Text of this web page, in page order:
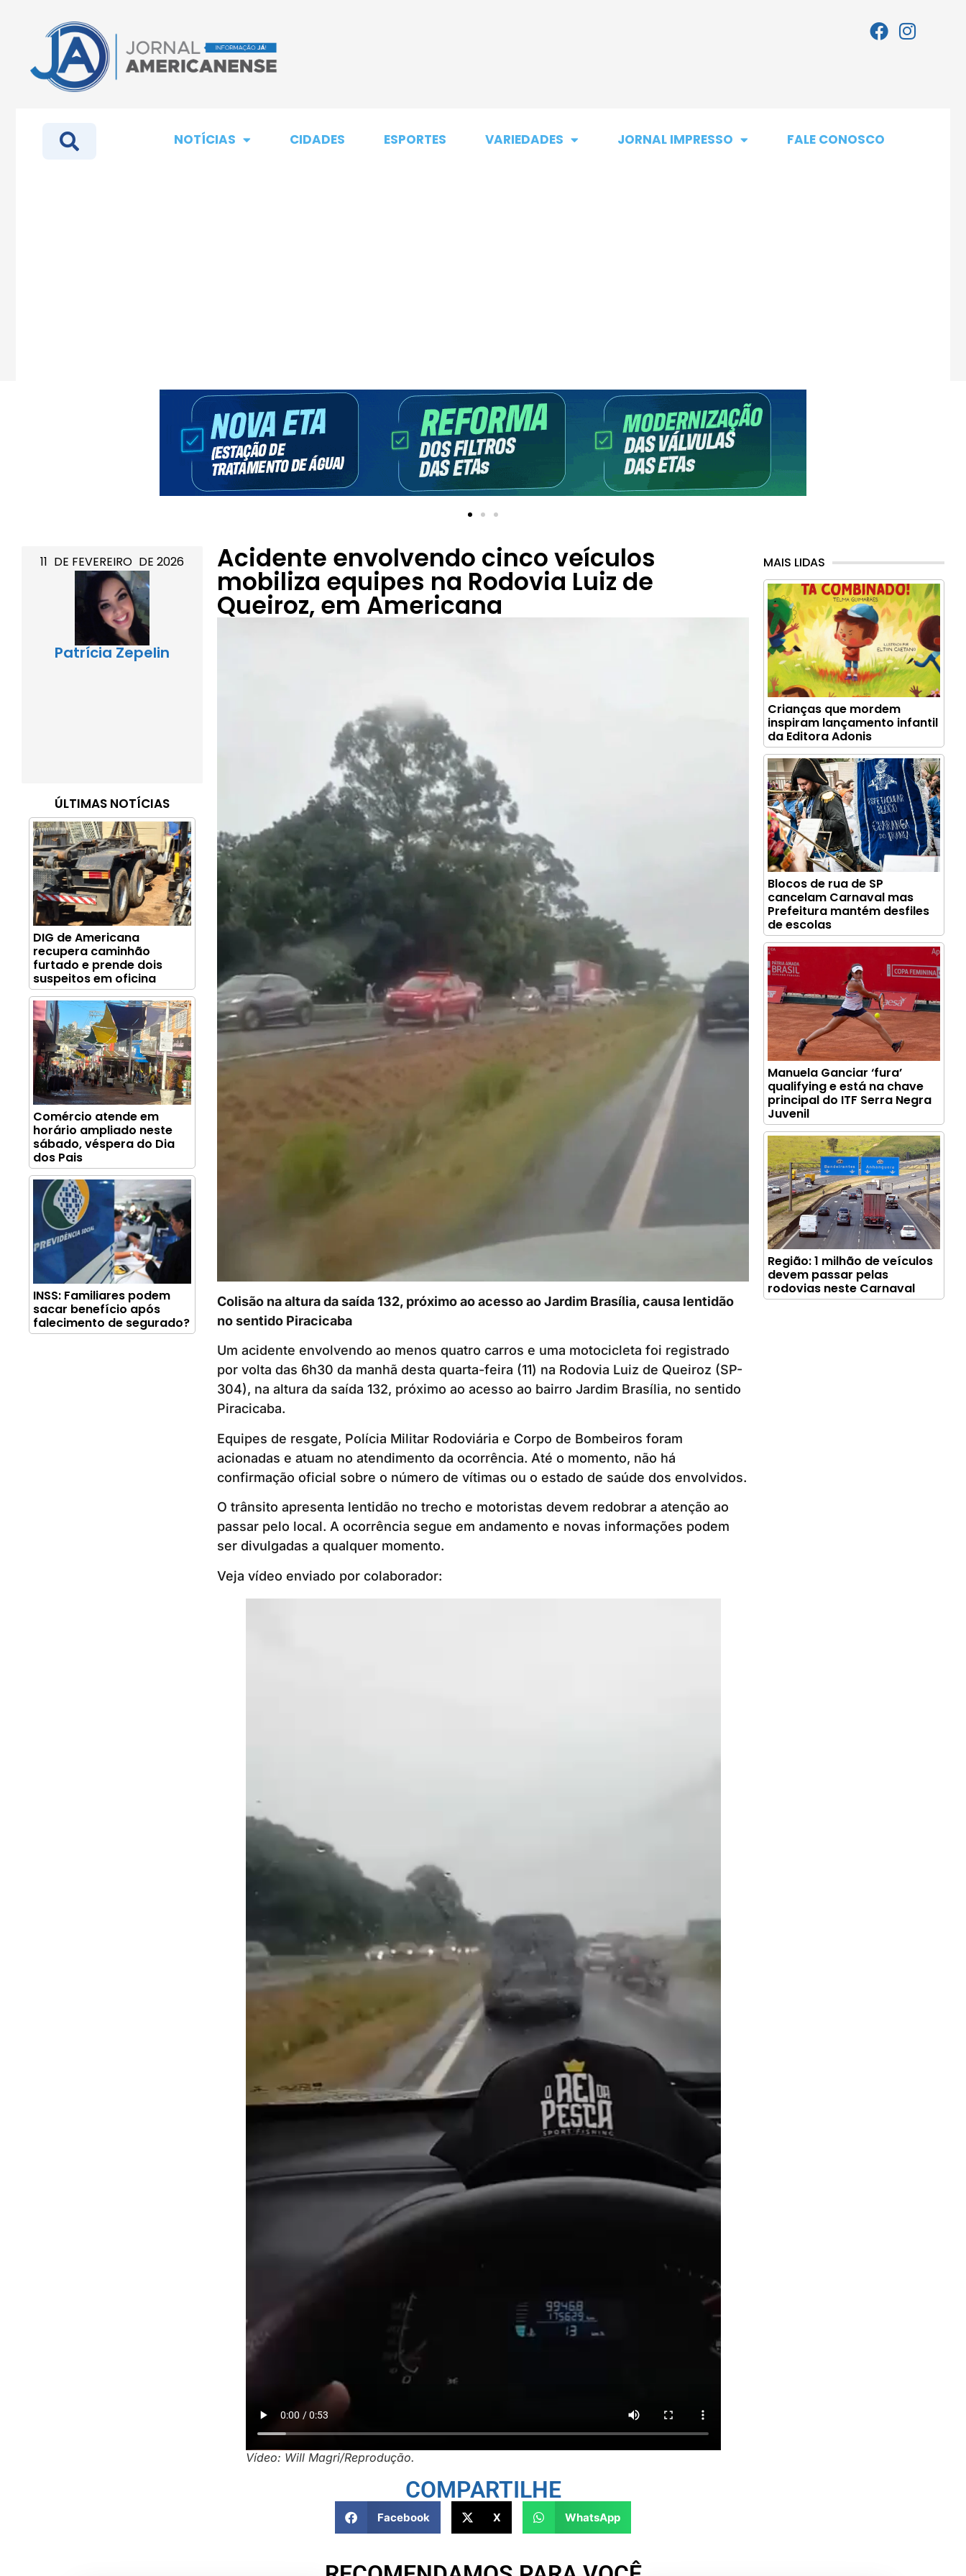
NOTÍCIAS CIDADES ESPORTES VARIEDADES JORNAL IMPRESSO FALE CONOSCO
11 DE FEVEREIRO DE 2026
Patrícia Zepelin
ÚLTIMAS NOTÍCIAS
DIG de Americana
recupera caminhão
furtado e prende dois
suspeitos em oficina
Comércio atende em
horário ampliado neste
sábado, véspera do Dia
dos Pais
INSS: Familiares podem
sacar benefício após
falecimento de segurado?
Acidente envolvendo cinco veículos
mobiliza equipes na Rodovia Luiz de
Queiroz, em Americana
Colisão na altura da saída 132, próximo ao acesso ao Jardim Brasília, causa lentidão
no sentido Piracicaba
Um acidente envolvendo ao menos quatro carros e uma motocicleta foi registrado
por volta das 6h30 da manhã desta quarta-feira (11) na Rodovia Luiz de Queiroz (SP-
304), na altura da saída 132, próximo ao acesso ao bairro Jardim Brasília, no sentido
Piracicaba.
Equipes de resgate, Polícia Militar Rodoviária e Corpo de Bombeiros foram
acionadas e atuam no atendimento da ocorrência. Até o momento, não há
confirmação oficial sobre o número de vítimas ou o estado de saúde dos envolvidos.
O trânsito apresenta lentidão no trecho e motoristas devem redobrar a atenção ao
passar pelo local. A ocorrência segue em andamento e novas informações podem
ser divulgadas a qualquer momento.
Veja vídeo enviado por colaborador:
Vídeo: Will Magri/Reprodução.
COMPARTILHE
Facebook X WhatsApp
MAIS LIDAS
Crianças que mordem
inspiram lançamento infantil
da Editora Adonis
Blocos de rua de SP
cancelam Carnaval mas
Prefeitura mantém desfiles
de escolas
Manuela Ganciar ‘fura’
qualifying e está na chave
principal do ITF Serra Negra
Juvenil
Região: 1 milhão de veículos
devem passar pelas
rodovias neste Carnaval